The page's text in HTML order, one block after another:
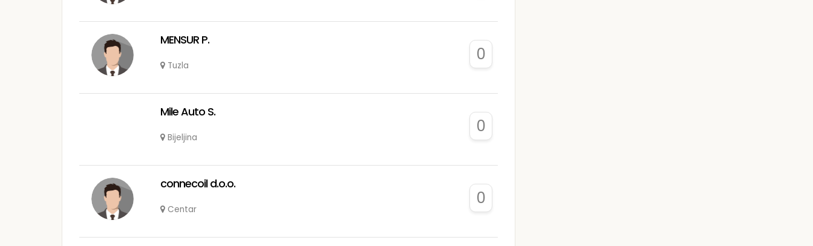
MENSUR P.
Tuzla
0
Mile Auto S.
Bijeljina
0
connecoil d.o.o.
Centar
0